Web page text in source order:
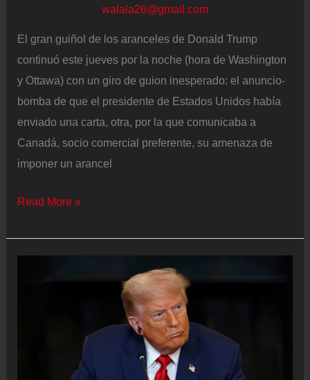
walala26@gmail.com
El gran guiñol de los aranceles de Donald Trump
continuó este jueves por la noche (hora de Washington
y Ottawa) con un giro de guion inesperado: el anuncio-
bomba de que el presidente de Estados Unidos había
enviado una carta, otra, por la que comunicaba a
Canadá, socio comercial preferente, su amenaza de
imponer un arancel
Trump
su
comercial
Read More »